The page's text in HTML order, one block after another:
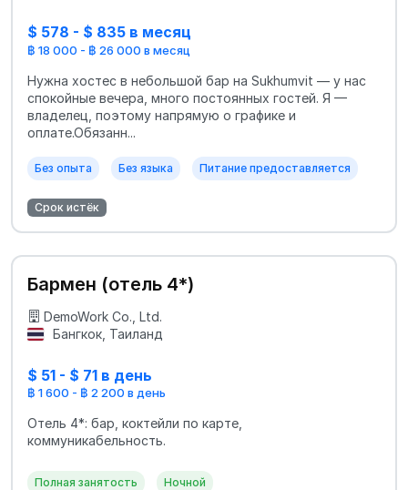
$ 578 - $ 835 в месяц
฿ 18 000 - ฿ 26 000 в месяц
Нужна хостес в небольшой бар на Sukhumvit — у нас
спокойные вечера, много постоянных гостей. Я —
владелец, поэтому напрямую о графике и
оплате.Обязанн...
Без опыта Без языка Питание предоставляется
Срок истёк
Бармен (отель 4*)
DemoWork Co., Ltd.
Бангкок, Таиланд
$ 51 - $ 71 в день
฿ 1 600 - ฿ 2 200 в день
Отель 4*: бар, коктейли по карте,
коммуникабельность.
Полная занятость Ночной